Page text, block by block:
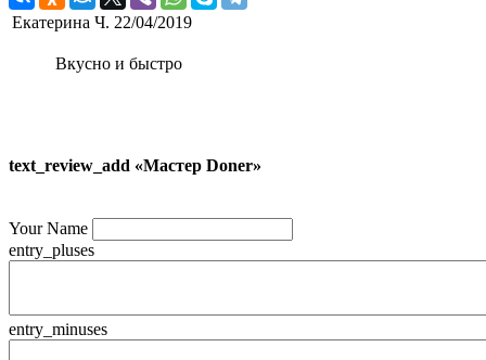
Екатерина Ч. 22/04/2019
Вкусно и быстро
text_review_add «Мастер Doner»
Your Name
entry_pluses
entry_minuses